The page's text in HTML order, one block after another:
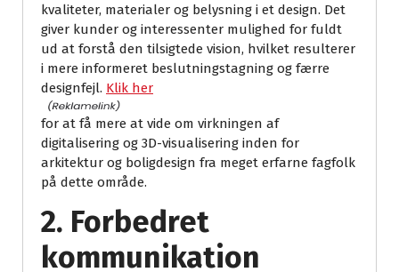
kvaliteter, materialer og belysning i et design. Det
giver kunder og interessenter mulighed for fuldt
ud at forstå den tilsigtede vision, hvilket resulterer
i mere informeret beslutningstagning og færre
designfejl. Klik her
for at få mere at vide om virkningen af
digitalisering og 3D-visualisering inden for
arkitektur og boligdesign fra meget erfarne fagfolk
på dette område.
2. Forbedret
kommunikation